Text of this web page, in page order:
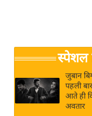
Breaking
News in
Hindi
Hindi
जगत
राय
बजट
स्पेशल
जुबान
पहली
आते ही
अवतार